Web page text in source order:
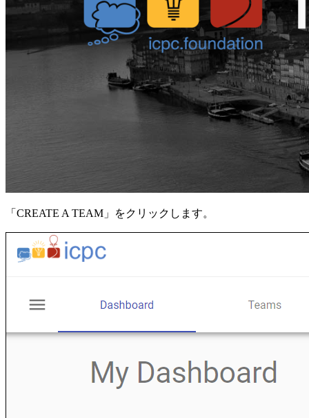
「CREATE A TEAM」をクリックします。